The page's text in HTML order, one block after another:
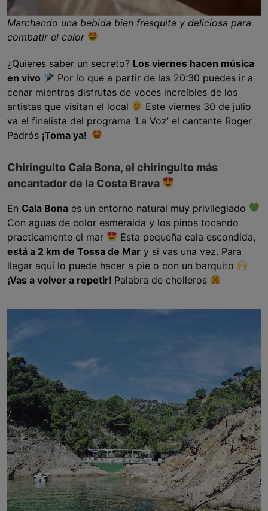
Marchando una bebida bien fresquita y deliciosa para
combatir el calor
¿Quieres saber un secreto? Los viernes hacen música
en vivo
Por lo que a partir de las 20:30 puedes ir a
cenar mientras disfrutas de voces increíbles de los
artistas que visitan el local
Este viernes 30 de julio
va el finalista del programa ‘La Voz’ el cantante Roger
Padrós ¡Toma ya!
Chiringuito Cala Bona, el chiringuito más
encantador de la Costa Brava
En Cala Bona es un entorno natural muy privilegiado
Con aguas de color esmeralda y los pinos tocando
practicamente el mar
Esta pequeña cala escondida,
está a 2 km de Tossa de Mar y si vas una vez. Para
llegar aquí lo puede hacer a pie o con un barquito
¡Vas a volver a repetir! Palabra de cholleros